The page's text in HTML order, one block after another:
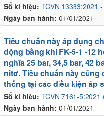
Số kí hiệu: TCVN 13333:2021
Ngày ban hành: 01/01/2021
Số kí hiệu: TCVN 7161-5:2021
Ngày ban hành: 01/01/2021
Tiêu chuẩn này áp dụng
động bằng khí FK-5-1 -12
nghĩa 25 bar, 34,5 bar, 42
nitơ. Tiêu chuẩn này cũng
thống tại các điều kiện áp